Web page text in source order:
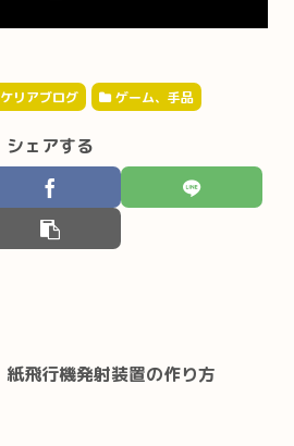
ケリアブログ ゲーム、手品
シェアする
紙飛行機発射装置の作り方